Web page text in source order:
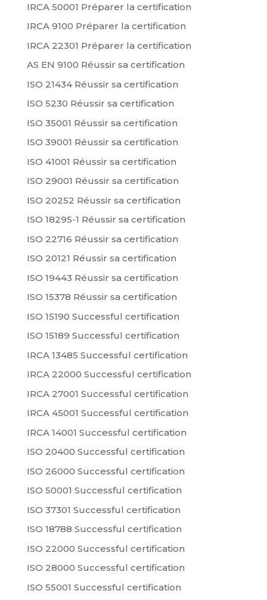
IRCA 50001 Préparer la certification
IRCA 9100 Préparer la certification
IRCA 22301 Préparer la certification
AS EN 9100 Réussir sa certification
ISO 21434 Réussir sa certification
ISO 5230 Réussir sa certification
ISO 35001 Réussir sa certification
ISO 39001 Réussir sa certification
ISO 41001 Réussir sa certification
ISO 29001 Réussir sa certification
ISO 20252 Réussir sa certification
ISO 18295-1 Réussir sa certification
ISO 22716 Réussir sa certification
ISO 20121 Réussir sa certification
ISO 19443 Réussir sa certification
ISO 15378 Réussir sa certification
ISO 15190 Successful certification
ISO 15189 Successful certification
IRCA 13485 Successful certification
IRCA 22000 Successful certification
IRCA 27001 Successful certification
IRCA 45001 Successful certification
IRCA 14001 Successful certification
ISO 20400 Successful certification
ISO 26000 Successful certification
ISO 50001 Successful certification
ISO 37301 Successful certification
ISO 18788 Successful certification
ISO 22000 Successful certification
ISO 28000 Successful certification
ISO 55001 Successful certification